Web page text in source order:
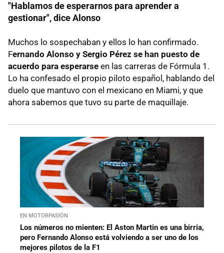
"Hablamos de esperarnos para aprender a
gestionar", dice Alonso
Muchos lo sospechaban y ellos lo han confirmado.
Fernando Alonso y Sergio Pérez se han puesto de
acuerdo para esperarse en las carreras de Fórmula 1.
Lo ha confesado el propio piloto español, hablando del
duelo que mantuvo con el mexicano en Miami, y que
ahora sabemos que tuvo su parte de maquillaje.
EN MOTORPASIÓN
Los números no mienten: El Aston Martin es una birria,
pero Fernando Alonso está volviendo a ser uno de los
mejores pilotos de la F1